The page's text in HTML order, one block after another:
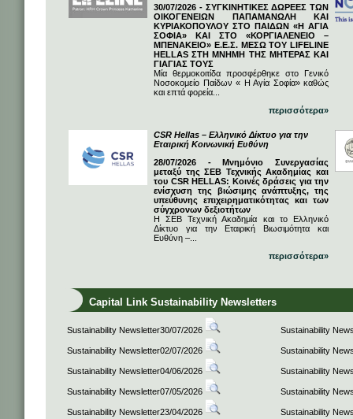
30/07/2026 - ΣΥΓΚΙΝΗΤΙΚΕΣ ΔΩΡΕΕΣ ΤΩΝ
ΟΙΚΟΓΕΝΕΙΩΝ ΠΑΠΑΜΑΝΩΛΗ ΚΑΙ
ΚΥΡΙΑΚΟΠΟΥΛΟΥ ΣΤΟ ΠΑΙΔΩΝ «Η ΑΓΙΑ
ΣΟΦΙΑ» ΚΑΙ ΣΤΟ «ΚΟΡΓΙΑΛΕΝΕΙΟ –
ΜΠΕΝΑΚΕΙΟ» Ε.Ε.Σ. ΜΕΣΩ ΤΟΥ LIFELINE
HELLAS ΣΤΗ ΜΝΗΜΗ ΤΗΣ ΜΗΤΕΡΑΣ ΚΑΙ
ΓΙΑΓΙΑΣ ΤΟΥΣ
Μία θερμοκοιτίδα προσφέρθηκε στο Γενικό
Νοσοκομείο Παίδων « Η Αγία Σοφία» καθώς
και επτά φορεία...
περισσότερα»
CSR Hellas – Ελληνικό Δίκτυο για την
Εταιρική Κοινωνική Ευθύνη
28/07/2026 - Μνημόνιο Συνεργασίας
μεταξύ της ΣΕΒ Τεχνικής Ακαδημίας και
του CSR HELLAS: Κοινές δράσεις για την
ενίσχυση της βιώσιμης ανάπτυξης, της
υπεύθυνης επιχειρηματικότητας και των
σύγχρονων δεξιοτήτων
Η ΣΕΒ Τεχνική Ακαδημία και το Ελληνικό
Δίκτυο για την Εταιρική Βιωσιμότητα και
Ευθύνη –...
περισσότερα»
Capital Link Sustainability Newsletters
Sustainability Newsletter30/07/2026 Sustainability
Sustainability Newsletter02/07/2026 Sustainability
Sustainability Newsletter04/06/2026 Sustainability
Sustainability Newsletter07/05/2026 Sustainability
Sustainability Newsletter23/04/2026 Sustainability